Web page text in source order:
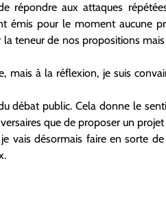
répondre aux attaques
émis pour le moment aucune
teneur de nos propositions
mais à la réflexion, je suis
débat public. Cela donne le
que de proposer un
vais désormais faire en sorte